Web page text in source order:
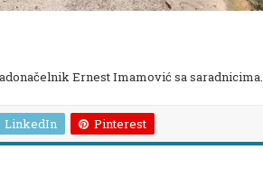
Ernest Imamović sa saradnicima.
LinkedIn Pinterest